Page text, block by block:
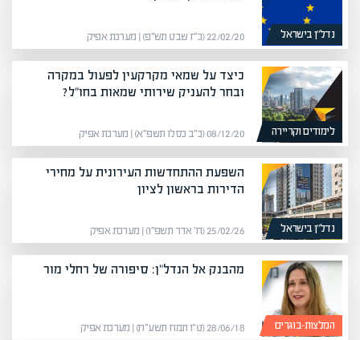
נדל”ן בישראל 22/02/20 (כ״ז שבט תש״פ) | מערכת אפיק
לימודים וקריירה
כיצד על שמאי מקרקעין לפעול במקרה
ובחר להעניק שירותי שמאות בחו"ל?
08/12/20 (כ״ב כסלו תשפ״א) | מערכת אפיק
נדל”ן בישראל
השפעת ההתחדשות העירונית על מחירי
הדירות בראשון לציון
25/02/26 (ח׳ אדר תשפ״ו) | מערכת אפיק
המלצות-בוגרים
מהבנק אל הנדל"ן: סיפורה של רחלי מור
28/06/18 (ט״ו תמוז תשע״ח) | מערכת אפיק